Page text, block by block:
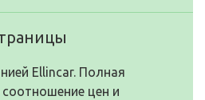
Ellincar. Полная
цен и